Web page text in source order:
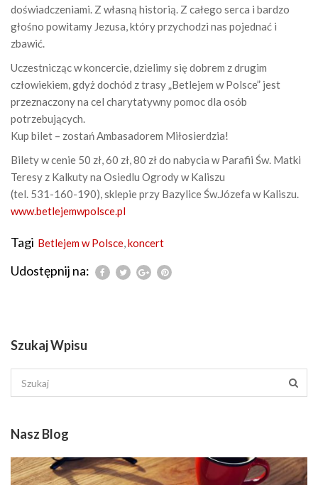
doświadczeniami. Z własną historią. Z całego serca i bardzo
głośno powitamy Jezusa, który przychodzi nas pojednać i
zbawić.
Uczestnicząc w koncercie, dzielimy się dobrem z drugim
człowiekiem, gdyż dochód z trasy „Betlejem w Polsce” jest
przeznaczony na cel charytatywny pomoc dla osób
potrzebujących.
Kup bilet – zostań Ambasadorem Miłosierdzia!
Bilety w cenie 50 zł, 60 zł, 80 zł do nabycia w Parafii Św. Matki
Teresy z Kalkuty na Osiedlu Ogrody w Kaliszu
(tel. 531-160-190), sklepie przy Bazylice Św.Józefa w Kaliszu.
www.betlejemwpolsce.pl
Tagi Betlejem w Polsce,koncert
Udostępnij na:
Szukaj Wpisu
Nasz Blog